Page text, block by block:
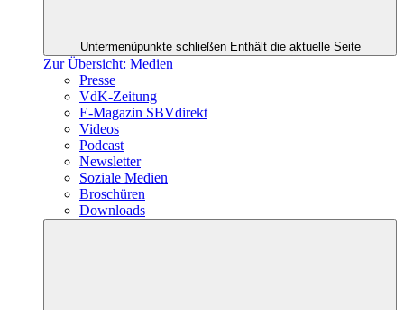
Untermenüpunkte schließen Enthält die aktuelle Seite
Zur Übersicht: Medien
Presse
VdK-Zeitung
E-Magazin SBVdirekt
Videos
Podcast
Newsletter
Soziale Medien
Broschüren
Downloads